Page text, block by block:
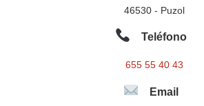
46530 - Puzol
Teléfono
655 55 40 43
Email